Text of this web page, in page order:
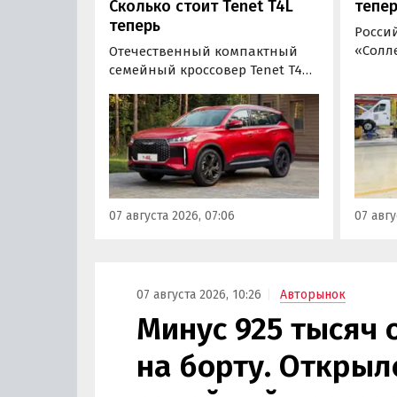
Сколько стоит Tenet T4L
теперь
Отечественный компактный
семейный кроссовер Tenet T4L
На эту сумму выросла цена его
базовой комплектации, в то
время как стоимость топовой
версии осталась неизменной,
выяснили «Автоновости дня» в
ходе мониторинга прайс-
листов Tenet.
07 августа 2026, 07:06
(+3,9-
ходе
07
07 августа 2026, 10:26 Авторынок
Минус 925 тысяч
на борту.